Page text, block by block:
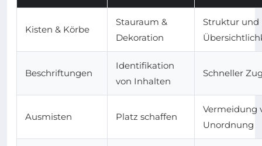
Kisten & Körbe
Stauraum &
Dekoration
Struktur und
Beschriftungen
Identifikation
von Inhalten
Schneller
Ausmisten Platz schaffen
Vermeidung
Unordnung